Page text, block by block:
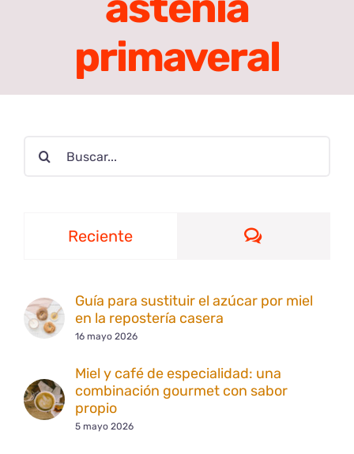
primaveral
Buscar:
Reciente
Guía para sustituir el azúcar por miel
en la repostería casera
16 mayo 2026
Miel y café de especialidad: una
combinación gourmet con sabor
propio
5 mayo 2026